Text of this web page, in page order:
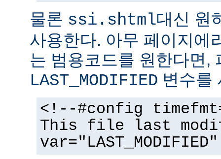
물론 ssi.shtml대신 원
사용한다. 아무 페이지에
는 범용코드를 원한다면,
LAST_MODIFIED 변수를
<!--#config
This file last